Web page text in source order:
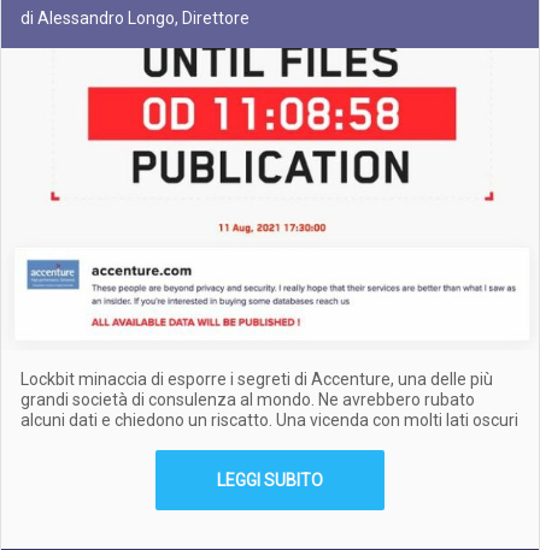
di Alessandro Longo, Direttore
Lockbit minaccia di esporre i segreti di Accenture, una delle più
grandi società di consulenza al mondo. Ne avrebbero rubato
alcuni dati e chiedono un riscatto. Una vicenda con molti lati oscuri
LEGGI SUBITO